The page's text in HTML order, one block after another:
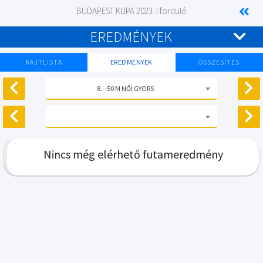
BUDAPEST KUPA 2023. I forduló
EREDMÉNYEK
RAJTLISTA EREDMÉNYEK ÖSSZESÍTÉS
8. - 50 M NŐI GYORS
Nincs még elérhető futameredmény